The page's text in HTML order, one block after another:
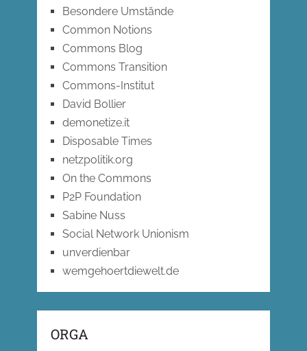
Besondere Umstände
Common Notions
Commons Blog
Commons Transition
Commons-Institut
David Bollier
demonetize.it
Disposable Times
netzpolitik.org
On the Commons
P2P Foundation
Sabine Nuss
Social Network Unionism
unverdienbar
wemgehoertdiewelt.de
ORGA